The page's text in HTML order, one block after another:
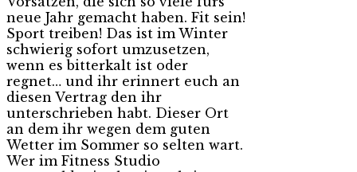
neue Jahr gemacht haben. Fit sein!
Sport treiben! Das ist im Winter
schwierig sofort umzusetzen,
wenn es bitterkalt ist oder
regnet… und ihr erinnert euch an
diesen Vertrag den ihr
unterschrieben habt. Dieser Ort
an dem ihr wegen dem guten
Wetter im Sommer so selten wart.
Wer im Fitness Studio